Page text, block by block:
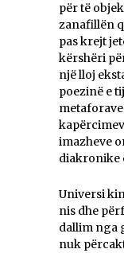
për të
zanafillën
pas krejt
kërshëri
një lloj
poezinë e
imazheve
diakronike
Universi
nis dhe
dallim nga
nuk